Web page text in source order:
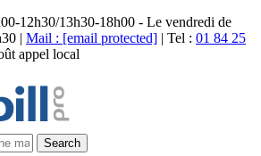
12h30/13h30-18h00 - Le vendredi de
| Mail : [email protected] | Tel : 01 84 25
appel local